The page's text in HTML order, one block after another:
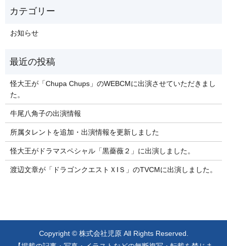
お知らせ
怪大王が「Chupa Chups」のWEBCMに出演させていただきまし
た。
牛尾八角子の出演情報
所属タレントを追加・出演情報を更新しました
怪大王がドラマスペシャル「黒薔薇２」に出演しました。
渡辺文章が「ドラゴンクエストＸIＳ」のTVCMに出演しました。
Copyright © 株式会社児原 All Rights Reserved.